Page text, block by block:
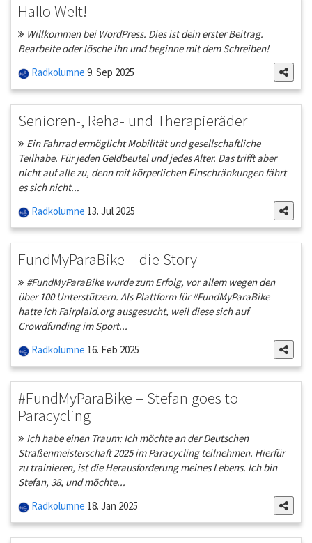
Hallo Welt!
Willkommen bei WordPress. Dies ist dein erster Beitrag.
Bearbeite oder lösche ihn und beginne mit dem Schreiben!
Radkolumne 9. Sep 2025
Senioren-, Reha- und Therapieräder
Ein Fahrrad ermöglicht Mobilität und gesellschaftliche
Teilhabe. Für jeden Geldbeutel und jedes Alter. Das trifft aber
nicht auf alle zu, denn mit körperlichen Einschränkungen fährt
es sich nicht...
Radkolumne 13. Jul 2025
FundMyParaBike – die Story
#FundMyParaBike wurde zum Erfolg, vor allem wegen den
über 100 Unterstützern. Als Plattform für #FundMyParaBike
hatte ich Fairplaid.org ausgesucht, weil diese sich auf
Crowdfunding im Sport...
Radkolumne 16. Feb 2025
#FundMyParaBike – Stefan goes to
Paracycling
Ich habe einen Traum: Ich möchte an der Deutschen
Straßenmeisterschaft 2025 im Paracycling teilnehmen. Hierfür
zu trainieren, ist die Herausforderung meines Lebens. Ich bin
Stefan, 38, und möchte...
Radkolumne 18. Jan 2025